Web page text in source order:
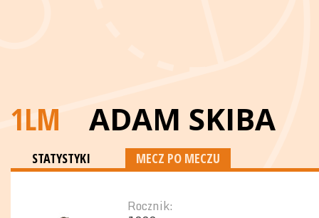
1LM ADAM SKIBA
STATYSTYKI MECZ PO MECZU
Rocznik: